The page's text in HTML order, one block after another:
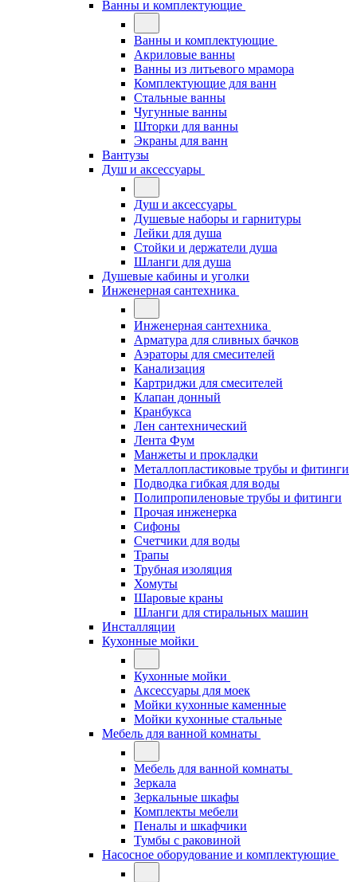
Ванны и комплектующие
Ванны и комплектующие
Акриловые ванны
Ванны из литьевого мрамора
Комплектующие для ванн
Стальные ванны
Чугунные ванны
Шторки для ванны
Экраны для ванн
Вантузы
Душ и аксессуары
Душ и аксессуары
Душевые наборы и гарнитуры
Лейки для душа
Стойки и держатели душа
Шланги для душа
Душевые кабины и уголки
Инженерная сантехника
Инженерная сантехника
Арматура для сливных бачков
Аэраторы для смесителей
Канализация
Картриджи для смесителей
Клапан донный
Кранбукса
Лен сантехнический
Лента Фум
Манжеты и прокладки
Металлопластиковые трубы и фитинги
Подводка гибкая для воды
Полипропиленовые трубы и фитинги
Прочая инженерка
Сифоны
Счетчики для воды
Трапы
Трубная изоляция
Хомуты
Шаровые краны
Шланги для стиральных машин
Инсталляции
Кухонные мойки
Кухонные мойки
Аксессуары для моек
Мойки кухонные каменные
Мойки кухонные стальные
Мебель для ванной комнаты
Мебель для ванной комнаты
Зеркала
Зеркальные шкафы
Комплекты мебели
Пеналы и шкафчики
Тумбы с раковиной
Насосное оборудование и комплектующие